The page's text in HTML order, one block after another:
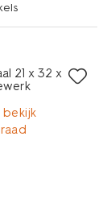
21 x 32 x 2cm